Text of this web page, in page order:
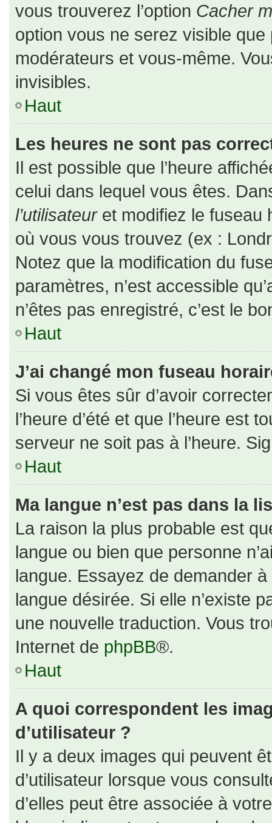
vous trouverez l’option Cacher
option vous ne serez visible
modérateurs et vous-même.
invisibles.
Haut
Les heures ne sont pas
Il est possible que l’heure
celui dans lequel vous êtes.
l’utilisateuret modifiez le fuseau
où vous vous trouvez (ex :
Notez que la modification du
paramètres, n’est accessible
n’êtes pas enregistré, c’est le
Haut
J’ai changé mon fuseau
Si vous êtes sûr d’avoir
l’heure d’été et que l’heure est
serveur ne soit pas à l’heure.
Haut
Ma langue n’est pas dans la
La raison la plus probable est
langue ou bien que personne
langue. Essayez de demander
langue désirée. Si elle n’existe
une nouvelle traduction. Vous
Internet de phpBB®.
Haut
A quoi correspondent les
d’utilisateur ?
Il y a deux images qui peuvent
d’utilisateur lorsque vous
d’elles peut être associée à